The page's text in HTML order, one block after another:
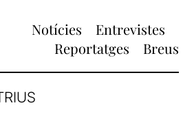
Notícies
Entrevistes
Reportatges
Breus